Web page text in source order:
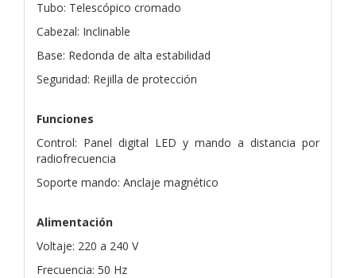
Tubo: Telescópico cromado
Cabezal: Inclinable
Base: Redonda de alta estabilidad
Seguridad: Rejilla de protección
Funciones
Control: Panel digital LED y mando a distancia por
radiofrecuencia
Soporte mando: Anclaje magnético
Alimentación
Voltaje: 220 a 240 V
Frecuencia: 50 Hz